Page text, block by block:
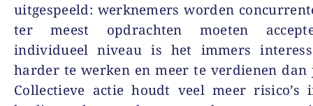
uitgespeeld: werknemers worden
ter meest opdrachten moeten
individueel niveau is het immers
harder te werken en meer te verdienen dan
Collectieve actie houdt veel meer